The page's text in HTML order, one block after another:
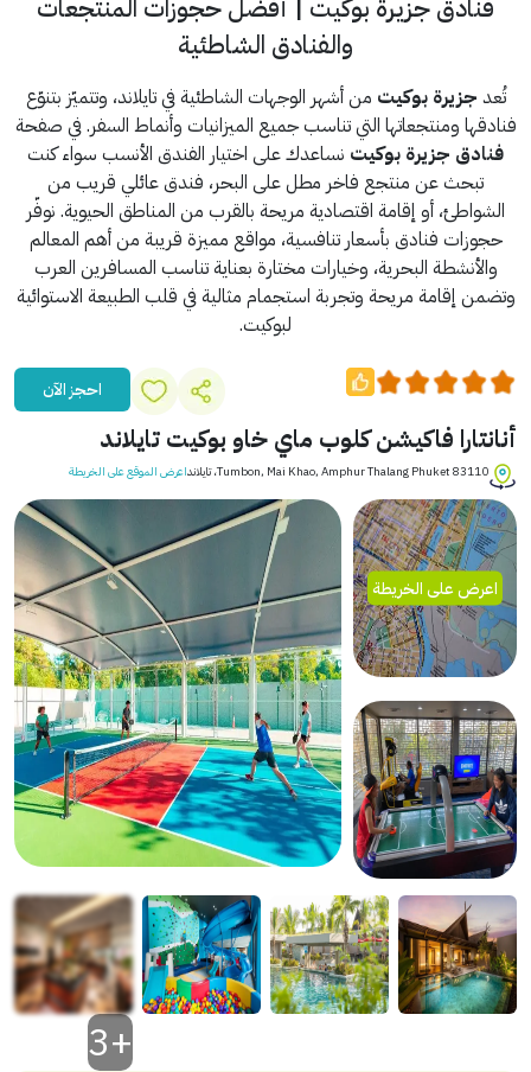
فنادق جزيرة بوكيت | أفضل حجوزات المنتجعات
والفنادق الشاطئية
تُعد جزيرة بوكيت من أشهر الوجهات الشاطئية في تايلاند، وتتميّز بتنوّع
فنادقها ومنتجعاتها التي تناسب جميع الميزانيات وأنماط السفر. في صفحة
فنادق جزيرة بوكيت نساعدك على اختيار الفندق الأنسب سواء كنت
تبحث عن منتجع فاخر مطل على البحر، فندق عائلي قريب من
الشواطئ، أو إقامة اقتصادية مريحة بالقرب من المناطق الحيوية. نوفّر
حجوزات فنادق بأسعار تنافسية، مواقع مميزة قريبة من أهم المعالم
والأنشطة البحرية، وخيارات مختارة بعناية تناسب المسافرين العرب
وتضمن إقامة مريحة وتجربة استجمام مثالية في قلب الطبيعة الاستوائية
لبوكيت.
احجز الآن
أنانتارا فاكيشن كلوب ماي خاو بوكيت تايلاند
Tumbon, Mai Khao, Amphur Thalang Phuket 83110، تايلاند اعرض الموقع على الخريطة
اعرض على الخريطة
+3